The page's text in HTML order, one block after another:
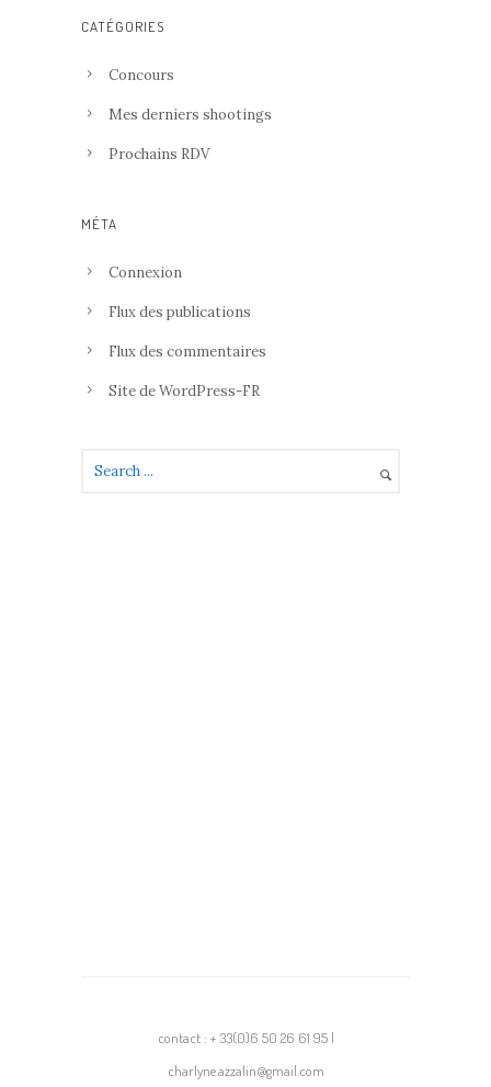
CATÉGORIES
Concours
Mes derniers shootings
Prochains RDV
MÉTA
Connexion
Flux des publications
Flux des commentaires
Site de WordPress-FR
contact : + 33(0)6 50 26 61 95 |
charlyne.azzalin@gmail.com